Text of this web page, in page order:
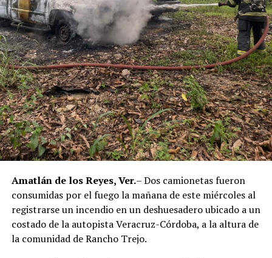
Aunque durante el operativo fueron detenidos siete
policías municipales, la sentencia dada a conocer
corresponde únicamente a seis de ellos. Hasta el
momento, las autoridades no han informado la situación
jurídica del séptimo implicado.
El caso evidenció presuntas irregularidades dentro de la
corporación policiaca y motivó la intervención de
autoridades estatales y federales, en un contexto de
reforzamiento de las investigaciones contra servidores
públicos relacionados con actividades ilícitas en la
La sentencia representa uno de los primeros fallos
derivados de aquel operativo y confirma la
responsabilidad penal de los exuniformados por delitos
relacionados con la posesión de droga y el
Amatlán de los Reyes, Ver.– Dos camionetas fueron
consumidas por el fuego la mañana de este miércoles al
registrarse un incendio en un deshuesadero ubicado a un
costado de la autopista Veracruz-Córdoba, a la altura de
la comunidad de Rancho Trejo.